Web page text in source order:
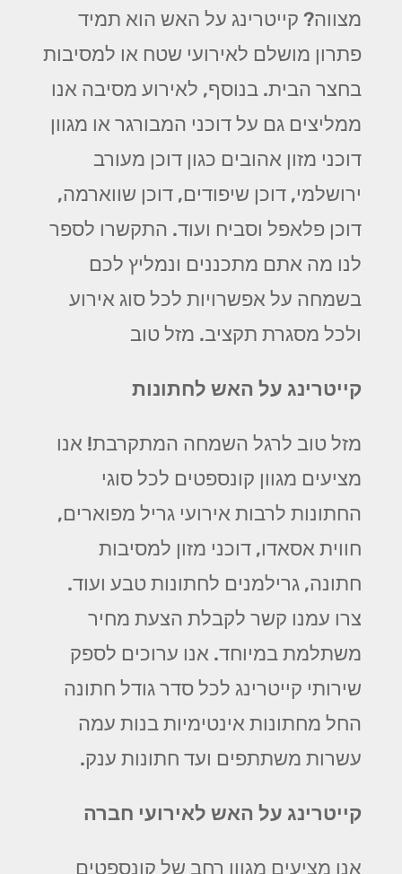
מצווה? קייטרינג על האש הוא תמיד
פתרון מושלם לאירועי שטח או למסיבות
בחצר הבית. בנוסף, לאירוע מסיבה אנו
ממליצים גם על דוכני המבורגר או מגוון
דוכני מזון אהובים כגון דוכן מעורב
ירושלמי, דוכן שיפודים, דוכן שווארמה,
דוכן פלאפל וסביח ועוד. התקשרו לספר
לנו מה אתם מתכננים ונמליץ לכם
בשמחה על אפשרויות לכל סוג אירוע
ולכל מסגרת תקציב. מזל טוב
קייטרינג על האש לחתונות
מזל טוב לרגל השמחה המתקרבת! אנו
מציעים מגוון קונספטים לכל סוגי
החתונות לרבות אירועי גריל מפוארים,
חווית אסאדו, דוכני מזון למסיבות
חתונה, גרילמנים לחתונות טבע ועוד.
צרו עמנו קשר לקבלת הצעת מחיר
משתלמת במיוחד. אנו ערוכים לספק
שירותי קייטרינג לכל סדר גודל חתונה
החל מחתונות אינטימיות בנות עמה
עשרות משתתפים ועד חתונות ענק.
קייטרינג על האש לאירועי חברה
אנו מציעים מגוון רחב של קונספטים